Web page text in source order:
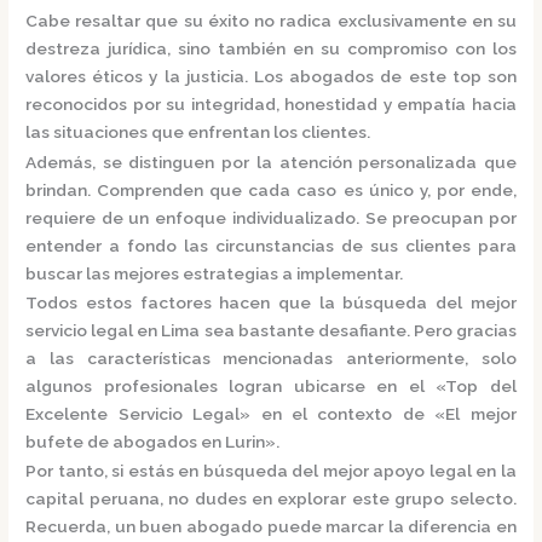
Cabe resaltar que su éxito no radica exclusivamente en su
destreza jurídica, sino también en su compromiso con los
valores éticos y la justicia. Los abogados de este top son
reconocidos por su integridad, honestidad y empatía hacia
las situaciones que enfrentan los clientes.
Además, se distinguen por la atención personalizada que
brindan. Comprenden que cada caso es único y, por ende,
requiere de un enfoque individualizado. Se preocupan por
entender a fondo las circunstancias de sus clientes para
buscar las mejores estrategias a implementar.
Todos estos factores hacen que la búsqueda del mejor
servicio legal en Lima sea bastante desafiante. Pero gracias
a las características mencionadas anteriormente, solo
algunos profesionales logran ubicarse en el «Top del
Excelente Servicio Legal» en el contexto de «El mejor
bufete de abogados en Lurin».
Por tanto, si estás en búsqueda del mejor apoyo legal en la
capital peruana, no dudes en explorar este grupo selecto.
Recuerda, un buen abogado puede marcar la diferencia en